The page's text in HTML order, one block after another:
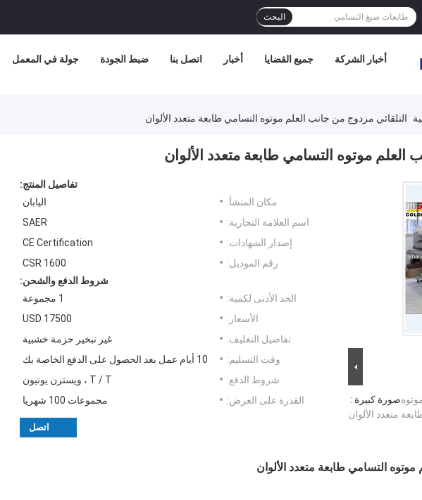
البحث
جولة في المعمل ضبط الجودة اتصل بنا أخبار جميع القضايا أخبار الشركة
التلقائي مزدوج من جانب العلم موتوه التسامي طابعة متعدد الألوان
العلم موتوه التسامي طابعة متعدد الألوان
صورة كبيرة :
متعدد الألوان
تفاصيل المنتج:
مكان المنشأ:
اليابان
اسم العلامة التجارية:
SAER
إصدار الشهادات:
CE Certification
رقم الموديل:
CSR 1600
شروط الدفع والشحن:
الحد الأدنى لكمية:
1 مجموعة
الأسعار:
17500 USD
تفاصيل التغليف:
غير تبخير حزمة خشبية
وقت التسليم:
10 أيام عمل بعد الحصول على الدفع الخاصة بك
شروط الدفع:
T / T ، ويسترن يونيون
القدرة على العرض:
مجموعات 100 شهريا
اتصل
التسامي طابعة متعدد الألوان